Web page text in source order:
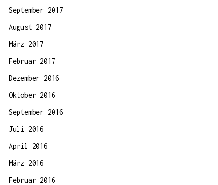
September 2017
August 2017
März 2017
Februar 2017
Dezember 2016
Oktober 2016
September 2016
Juli 2016
April 2016
März 2016
Februar 2016